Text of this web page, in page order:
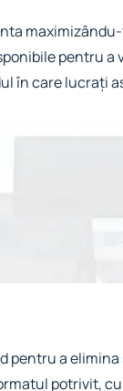
pentru
în care lucrați
pentru a
potrivit,